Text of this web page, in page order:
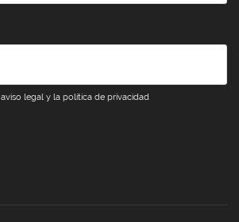
aviso legal y la política de privacidad